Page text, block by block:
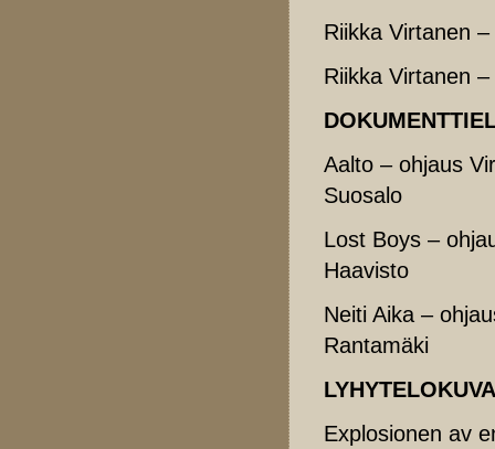
Riikka Virtanen –
Riikka Virtanen
Aalto – ohjaus
Suosalo
Lost Boys –
Haavisto
Neiti Aika –
Rantamäki
LYHYTELOKUVA
Explosionen av